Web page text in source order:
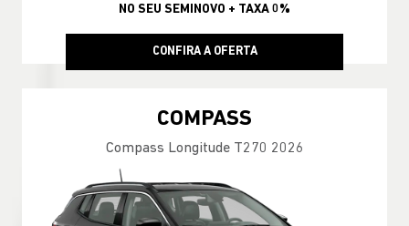
NO SEU SEMINOVO + TAXA 0%
CONFIRA A OFERTA
COMPASS
Compass Longitude T270 2026